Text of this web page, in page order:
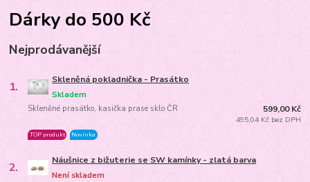
Dárky do 500 Kč
Nejprodávanější
1. Skleněná pokladnička - Prasátko
Skleněné prasátko, kasička prase sklo ČR
Skladem
TOP produkt Novinka
599,00 Kč
495,04 Kč bez DPH
2. Náušnice z bižuterie se SW kamínky - zlatá barva
Není skladem